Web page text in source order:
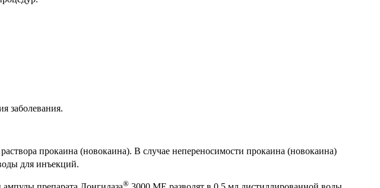
заболевания.
прокаина (новокаина). В случае непереносимости прокаина (новокаина)
для инъекций.
®